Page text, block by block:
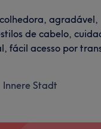
agradável,
de cabelo,
fácil acesso por
Innere Stadt